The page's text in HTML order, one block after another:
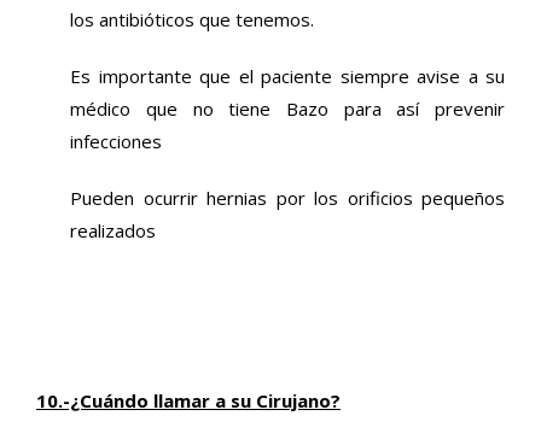
los antibióticos que tenemos.
Es importante que el paciente siempre avise a su
médico que no tiene Bazo para así prevenir
infecciones
Pueden ocurrir hernias por los orificios pequeños
realizados
10.-¿Cuándo llamar a su Cirujano?